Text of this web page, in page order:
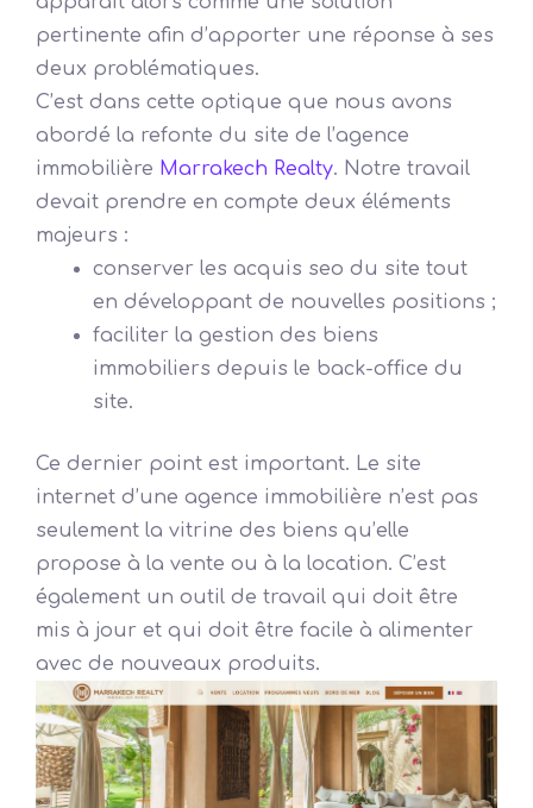
pertinente afin d’apporter une réponse à ses
deux problématiques.
C’est dans cette optique que nous avons
abordé la refonte du site de l’agence
immobilière Marrakech Realty. Notre travail
devait prendre en compte deux éléments
majeurs :
conserver les acquis seo du site tout
en développant de nouvelles positions ;
faciliter la gestion des biens
immobiliers depuis le back-office du
site.
Ce dernier point est important. Le site
internet d’une agence immobilière n’est pas
seulement la vitrine des biens qu’elle
propose à la vente ou à la location. C’est
également un outil de travail qui doit être
mis à jour et qui doit être facile à alimenter
avec de nouveaux produits.